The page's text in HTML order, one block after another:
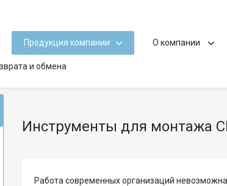
Продукция компании О компании
и обмена
Инструменты для монтажа
Работа современных организаций